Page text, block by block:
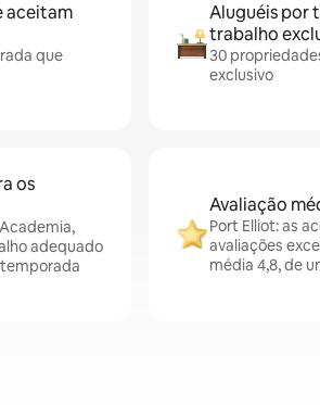
aceitam
que
Aluguéis por
trabalho
30
exclusivo
os
adequado
Avaliação
Port Elliot: as
avaliações
média 4,8, de